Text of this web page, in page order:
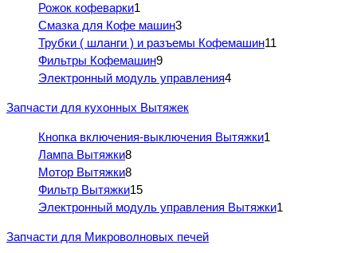
Рожок кофеварки1
Смазка для Кофе машин3
Трубки ( шланги ) и разъемы Кофемашин11
Фильтры Кофемашин9
Электронный модуль управления4
Запчасти для кухонных Вытяжек
Кнопка включения-выключения Вытяжки1
Лампа Вытяжки8
Мотор Вытяжки8
Фильтр Вытяжки15
Электронный модуль управления Вытяжки1
Запчасти для Микроволновых печей